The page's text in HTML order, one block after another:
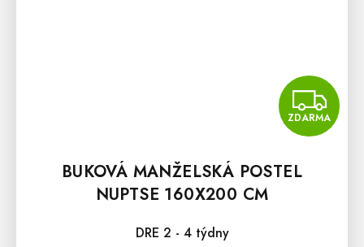
ZDARMA
BUKOVÁ MANŽELSKÁ POSTEL
NUPTSE 160X200 CM
DRE 2 - 4 týdny